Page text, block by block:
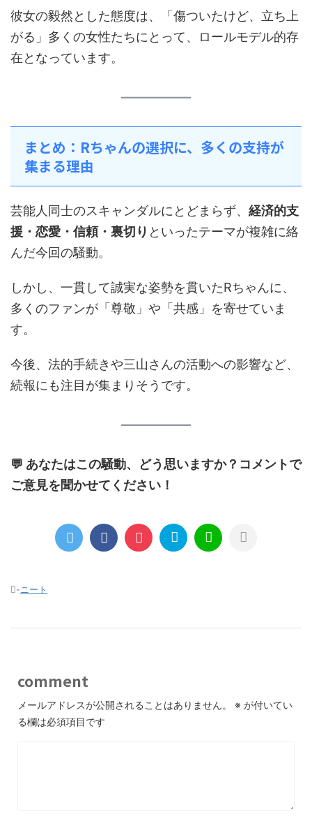
彼女の毅然とした態度は、「傷ついたけど、立ち上
がる」多くの女性たちにとって、ロールモデル的存
在となっています。
まとめ：Rちゃんの選択に、多くの支持が
集まる理由
芸能人同士のスキャンダルにとどまらず、 経済的支
援・恋愛・信頼・裏切り といったテーマが複雑に絡
んだ今回の騒動。
しかし、一貫して誠実な姿勢を貫いたRちゃんに、
多くのファンが「尊敬」や「共感」を寄せていま
す。
今後、法的手続きや三山さんの活動への影響など、
続報にも注目が集まりそうです。
💬 あなたはこの騒動、どう思いますか？コメントで
ご意見を聞かせてください！
-ニート
comment
メールアドレスが公開されることはありません。 ※ が付いてい
る欄は必須項目です